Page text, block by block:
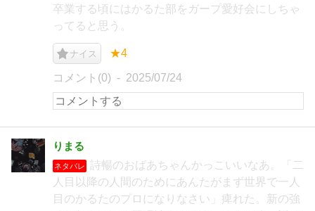
卒業する頃にはかるた部をガープ愛好会にしちゃ
ってると思う。
ナイス ★4
コメント(0) 2025/07/24
りまる
ネタバレ
詩暢のおばあちゃんかっこいいなあ。「二
人目以降の人間のためにあんたがまず世界で一人
目のかるたのプロになりなさい」痺れた。新の強